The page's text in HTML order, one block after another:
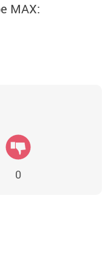
MАХ:
0